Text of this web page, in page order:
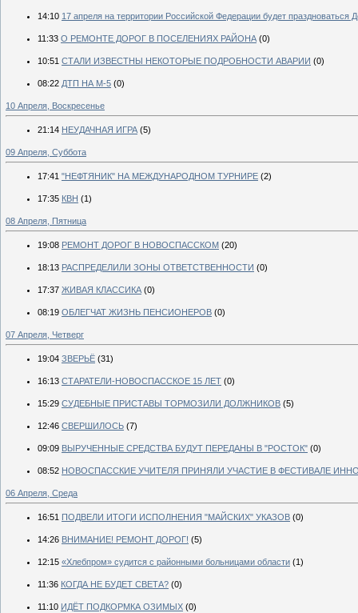
14:10 17 апреля на территории Российской Федерации будет праздноваться
11:33 О РЕМОНТЕ ДОРОГ В ПОСЕЛЕНИЯХ РАЙОНА (0)
10:51 СТАЛИ ИЗВЕСТНЫ НЕКОТОРЫЕ ПОДРОБНОСТИ АВАРИИ (0)
08:22 ДТП НА М-5 (0)
10 Апреля, Воскресенье
21:14 НЕУДАЧНАЯ ИГРА (5)
09 Апреля, Суббота
17:41 "НЕФТЯНИК" НА МЕЖДУНАРОДНОМ ТУРНИРЕ (2)
17:35 КВН (1)
08 Апреля, Пятница
19:08 РЕМОНТ ДОРОГ В НОВОСПАССКОМ (20)
18:13 РАСПРЕДЕЛИЛИ ЗОНЫ ОТВЕТСТВЕННОСТИ (0)
17:37 ЖИВАЯ КЛАССИКА (0)
08:19 ОБЛЕГЧАТ ЖИЗНЬ ПЕНСИОНЕРОВ (0)
07 Апреля, Четверг
19:04 ЗВЕРЬЁ (31)
16:13 СТАРАТЕЛИ-НОВОСПАССКОЕ 15 ЛЕТ (0)
15:29 СУДЕБНЫЕ ПРИСТАВЫ ТОРМОЗИЛИ ДОЛЖНИКОВ (5)
12:46 СВЕРШИЛОСЬ (7)
09:09 ВЫРУЧЕННЫЕ СРЕДСТВА БУДУТ ПЕРЕДАНЫ В "РОСТОК" (0)
08:52 НОВОСПАССКИЕ УЧИТЕЛЯ ПРИНЯЛИ УЧАСТИЕ В ФЕСТИВАЛЕ
06 Апреля, Среда
16:51 ПОДВЕЛИ ИТОГИ ИСПОЛНЕНИЯ "МАЙСКИХ" УКАЗОВ (0)
14:26 ВНИМАНИЕ! РЕМОНТ ДОРОГ! (5)
12:15 «Хлебпром» судится с районными больницами области (1)
11:36 КОГДА НЕ БУДЕТ СВЕТА? (0)
11:10 ИДЁТ ПОДКОРМКА ОЗИМЫХ (0)